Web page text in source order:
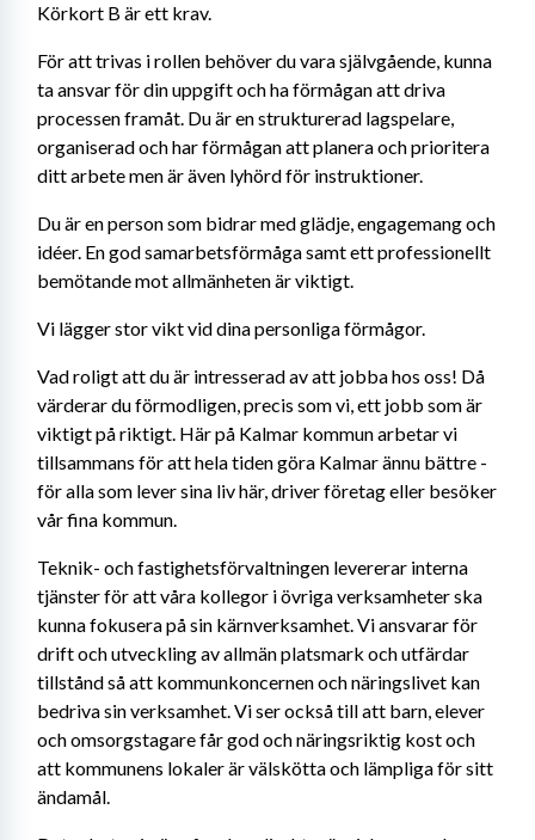
Körkort B är ett krav.
För att trivas i rollen behöver du vara självgående, kunna
ta ansvar för din uppgift och ha förmågan att driva
processen framåt. Du är en strukturerad lagspelare,
organiserad och har förmågan att planera och prioritera
ditt arbete men är även lyhörd för instruktioner.
Du är en person som bidrar med glädje, engagemang och
idéer. En god samarbetsförmåga samt ett professionellt
bemötande mot allmänheten är viktigt.
Vi lägger stor vikt vid dina personliga förmågor.
Vad roligt att du är intresserad av att jobba hos oss! Då
värderar du förmodligen, precis som vi, ett jobb som är
viktigt på riktigt. Här på Kalmar kommun arbetar vi
tillsammans för att hela tiden göra Kalmar ännu bättre -
för alla som lever sina liv här, driver företag eller besöker
vår fina kommun.
Teknik- och fastighetsförvaltningen levererar interna
tjänster för att våra kollegor i övriga verksamheter ska
kunna fokusera på sin kärnverksamhet. Vi ansvarar för
drift och utveckling av allmän platsmark och utfärdar
tillstånd så att kommunkoncernen och näringslivet kan
bedriva sin verksamhet. Vi ser också till att barn, elever
och omsorgstagare får god och näringsriktig kost och
att kommunens lokaler är välskötta och lämpliga för sitt
ändamål.